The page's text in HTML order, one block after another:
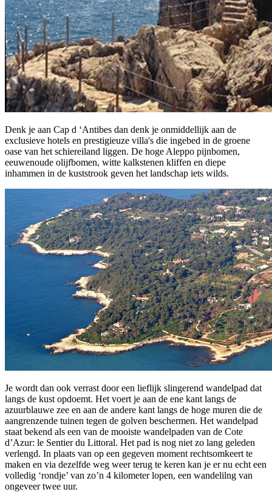
Denk je aan Cap d ‘Antibes dan denk je onmiddellijk aan de
exclusieve hotels en prestigieuze villa's die ingebed in de groene
oase van het schiereiland liggen. De hoge Aleppo pijnbomen,
eeuwenoude olijfbomen, witte kalkstenen kliffen en diepe
inhammen in de kuststrook geven het landschap iets wilds.
Je wordt dan ook verrast door een lieflijk slingerend wandelpad dat
langs de kust opdoemt. Het voert je aan de ene kant langs de
azuurblauwe zee en aan de andere kant langs de hoge muren die de
aangrenzende tuinen tegen de golven beschermen. Het wandelpad
staat bekend als een van de mooiste wandelpaden van de Cote
d’Azur: le Sentier du Littoral. Het pad is nog niet zo lang geleden
verlengd. In plaats van op een gegeven moment rechtsomkeert te
maken en via dezelfde weg weer terug te keren kan je er nu echt een
volledig ‘rondje’ van zo’n 4 kilometer lopen, een wandelilng van
ongeveer twee uur.